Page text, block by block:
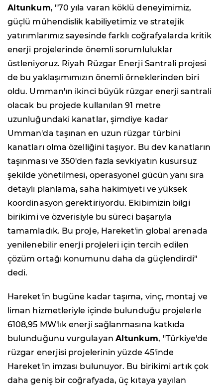
Altunkum, "70 yıla varan köklü deneyimimiz,
güçlü mühendislik kabiliyetimiz ve stratejik
yatırımlarımız sayesinde farklı coğrafyalarda kritik
enerji projelerinde önemli sorumluluklar
üstleniyoruz. Riyah Rüzgar Enerji Santrali projesi
de bu yaklaşımımızın önemli örneklerinden biri
oldu. Umman'ın ikinci büyük rüzgar enerji santrali
olacak bu projede kullanılan 91 metre
uzunluğundaki kanatlar, şimdiye kadar
Umman'da taşınan en uzun rüzgar türbini
kanatları olma özelliğini taşıyor. Bu dev kanatların
taşınması ve 350'den fazla sevkiyatın kusursuz
şekilde yönetilmesi, operasyonel gücün yanı sıra
detaylı planlama, saha hakimiyeti ve yüksek
koordinasyon gerektiriyordu. Ekibimizin bilgi
birikimi ve özverisiyle bu süreci başarıyla
tamamladık. Bu proje, Hareket'in global arenada
yenilenebilir enerji projeleri için tercih edilen
çözüm ortağı konumunu daha da güçlendirdi"
dedi.
Hareket'in bugüne kadar taşıma, vinç, montaj ve
liman hizmetleriyle içinde bulunduğu projelerle
6108,95 MW'lık enerji sağlanmasına katkıda
bulunduğunu vurgulayan Altunkum, "Türkiye'de
rüzgar enerjisi projelerinin yüzde 45'inde
Hareket'in imzası bulunuyor. Bu birikimi artık çok
daha geniş bir coğrafyada, üç kıtaya yayılan